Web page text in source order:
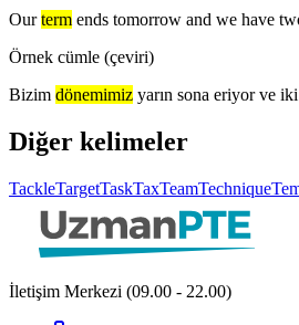
Our term ends tomorrow and we have
Örnek cümle (çeviri)
Bizim dönemimiz yarın sona eriyor ve
Diğer kelimeler
TackleTargetTaskTaxTeamTechnique
İletişim Merkezi (09.00 - 22.00)